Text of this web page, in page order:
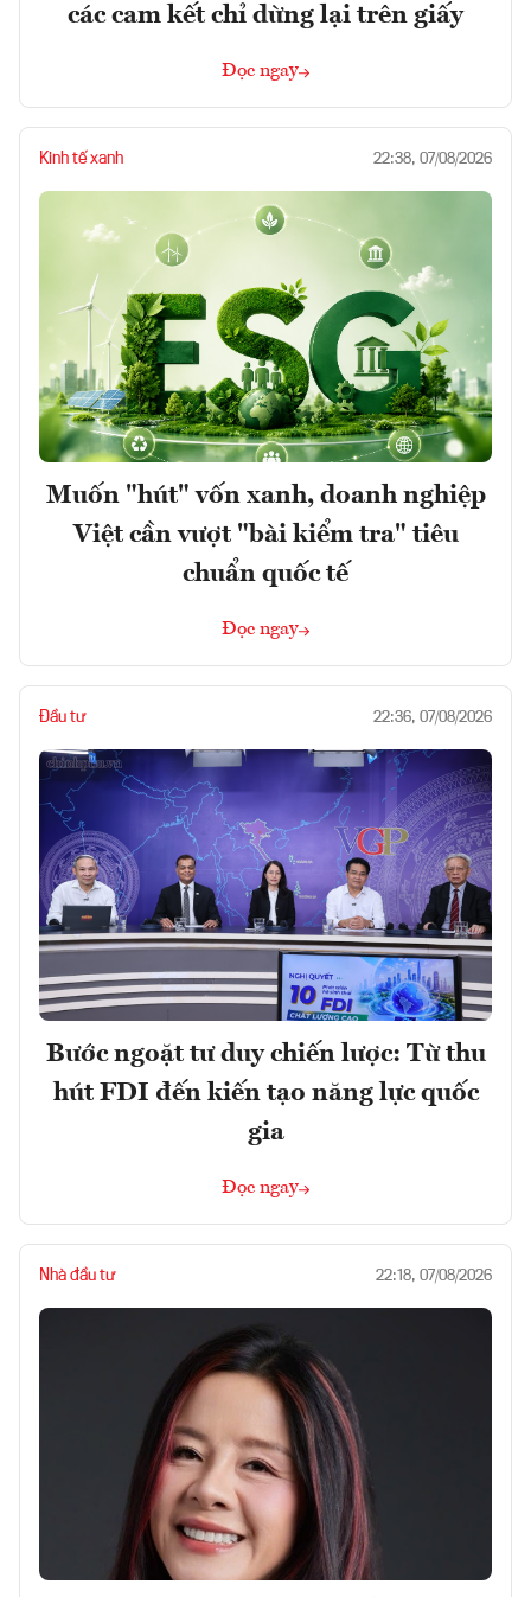
các cam kết chỉ dừng lại trên giấy
Đọc ngay
Kinh tế xanh 22:38, 07/08/2026
Muốn "hút" vốn xanh, doanh nghiệp
Việt cần vượt "bài kiểm tra" tiêu
chuẩn quốc tế
Đọc ngay
Đầu tư 22:36, 07/08/2026
Bước ngoặt tư duy chiến lược: Từ thu
hút FDI đến kiến tạo năng lực quốc
gia
Đọc ngay
Nhà đầu tư 22:18, 07/08/2026